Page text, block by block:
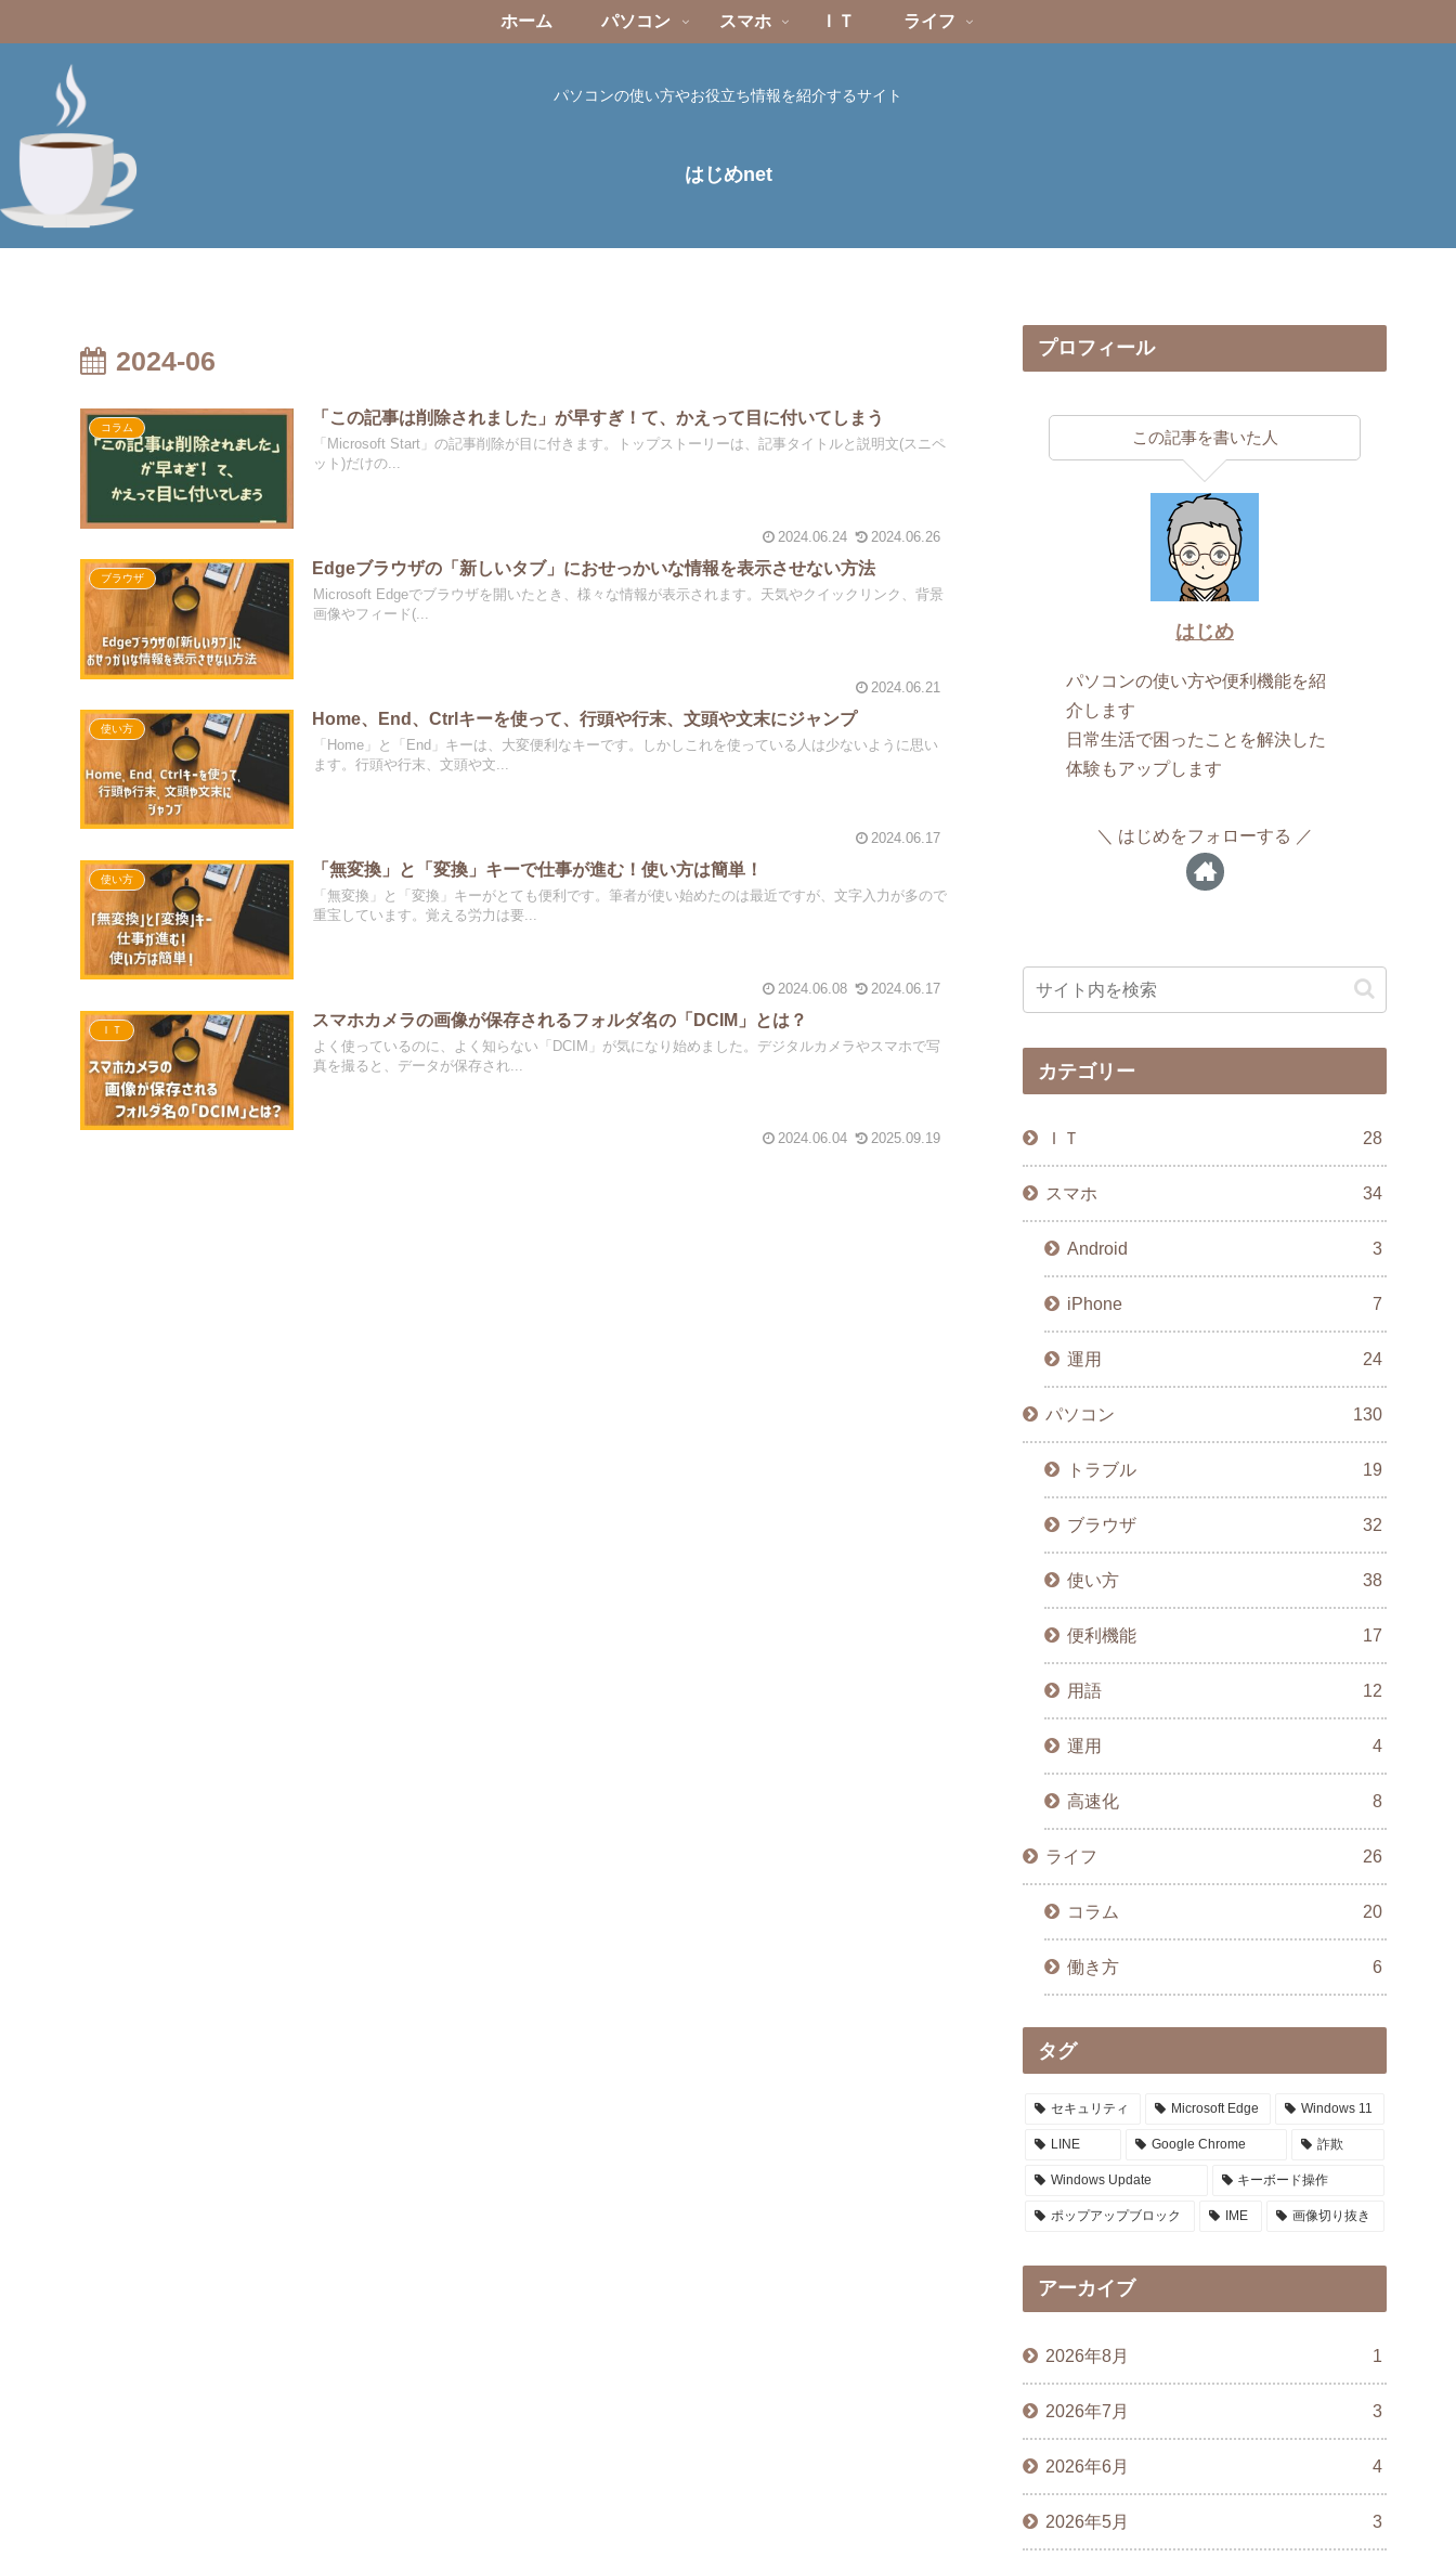
パソコンの使い方やお役立ち情報を紹介するサイト
はじめnet
ホーム パソコン スマホ ＩＴ ライフ
2024-06
コラム
「この記事は削除されました」が早すぎ！て、かえって目に付いてしまう
「Microsoft Start」の記事削除が目に付きます。トップストーリーは、記事タイトルと説明文(スニペ
ット)だけの...
2024.06.24 2024.06.26
ブラウザ
Edgeブラウザの「新しいタブ」におせっかいな情報を表示させない方法
Microsoft Edgeでブラウザを開いたとき、様々な情報が表示されます。天気やクイックリンク、背景
画像やフィード(...
2024.06.21
使い方
Home、End、Ctrlキーを使って、行頭や行末、文頭や文末にジャンプ
「Home」と「End」キーは、大変便利なキーです。しかしこれを使っている人は少ないように思い
ます。行頭や行末、文頭や文...
2024.06.17
使い方
「無変換」と「変換」キーで仕事が進む！使い方は簡単！
「無変換」と「変換」キーがとても便利です。筆者が使い始めたのは最近ですが、文字入力が多ので
重宝しています。覚える労力は要...
2024.06.08 2024.06.17
ＩＴ
スマホカメラの画像が保存されるフォルダ名の「DCIM」とは？
よく使っているのに、よく知らない「DCIM」が気になり始めました。デジタルカメラやスマホで写
真を撮ると、データが保存され...
2024.06.04 2025.09.19
プロフィール
この記事を書いた人
はじめ
パソコンの使い方や便利機能を紹
介します
日常生活で困ったことを解決した
体験もアップします
はじめをフォローする
カテゴリー
ＩＴ 28
スマホ 34
Android 3
iPhone 7
運用 24
パソコン 130
トラブル 19
ブラウザ 32
使い方 38
便利機能 17
用語 12
運用 4
高速化 8
ライフ 26
コラム 20
働き方 6
タグ
セキュリティ Microsoft Edge Windows 11
LINE Google Chrome 詐欺
Windows Update キーボード操作
ポップアップブロック IME 画像切り抜き
アーカイブ
2026年8月 1
2026年7月 3
2026年6月 4
2026年5月 3